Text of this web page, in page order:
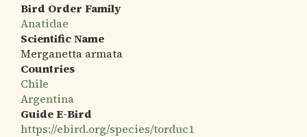
Bird Order Family
Anatidae
Scientific Name
Merganetta armata
Countries
Chile
Argentina
Guide E-Bird
https://ebird.org/species/torduc1